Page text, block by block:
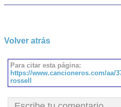
Volver atrás
Para citar esta página:
https://www.cancioneros.com/aa/
rossell